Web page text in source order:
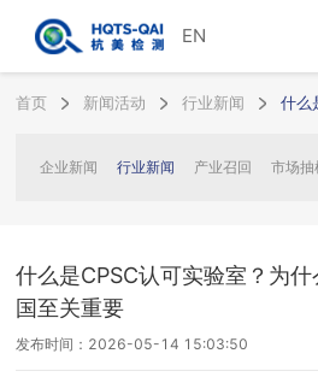
EN
首页 新闻活动 行业新闻
企业新闻 行业新闻 产业召回 市场抽
什么是CPSC认可实验室？为
国至关重要
发布时间：2026-05-14 15:03:50